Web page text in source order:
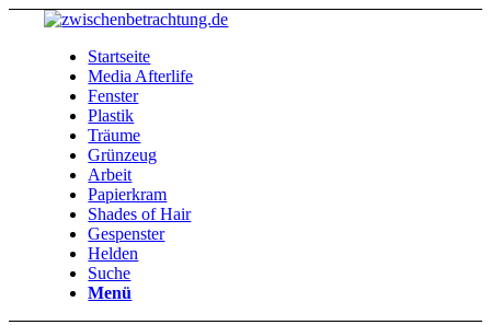
Startseite
Media Afterlife
Fenster
Plastik
Träume
Grünzeug
Arbeit
Papierkram
Shades of Hair
Gespenster
Helden
Suche
Menü